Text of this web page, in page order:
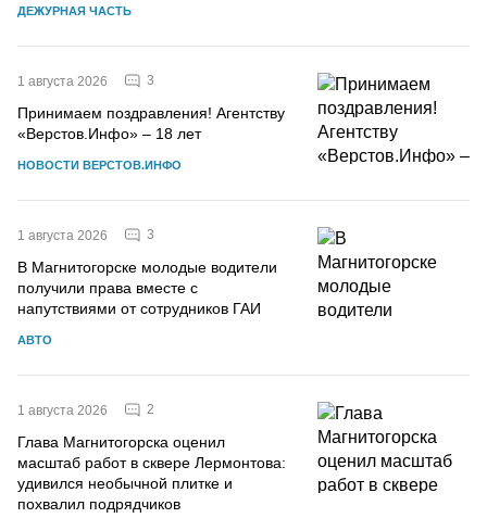
ДЕЖУРНАЯ ЧАСТЬ
1 августа 2026 3
Принимаем поздравления! Агентству
«Верстов.Инфо» – 18 лет
НОВОСТИ ВЕРСТОВ.ИНФО
1 августа 2026 3
В Магнитогорске молодые водители
получили права вместе с
напутствиями от сотрудников ГАИ
АВТО
1 августа 2026 2
Глава Магнитогорска оценил
масштаб работ в сквере Лермонтова:
удивился необычной плитке и
похвалил подрядчиков